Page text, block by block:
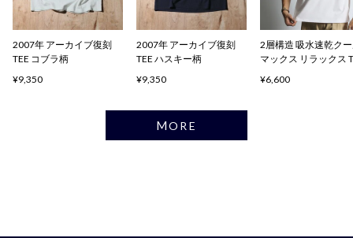
2007年 アーカイブ復刻
TEE コブラ柄
¥9,350
2007年 アーカイブ復刻
TEE ハスキー柄
¥9,350
2層構造 吸水速乾ク
マックス リラックス
¥6,600
MORE